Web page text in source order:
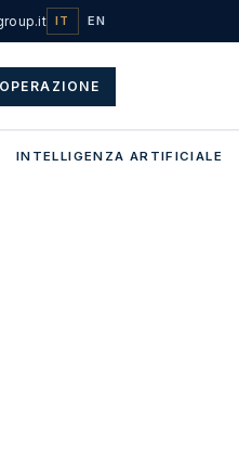
IT EN
INTELLIGENZA ARTIFICIALE